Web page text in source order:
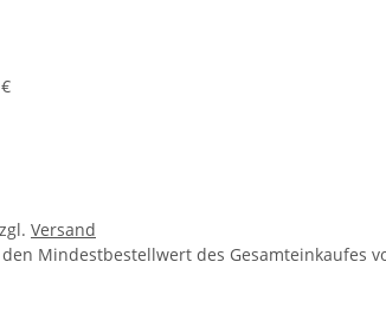
Versand
Mindestbestellwert des Gesamteinkaufes